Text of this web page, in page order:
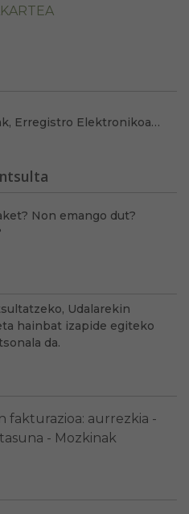
Erregistro Elektronikoa…
Non emango dut?
Udalarekin
hainbat izapide egiteko
da.
fakturazioa: aurrezkia -
- Mozkinak